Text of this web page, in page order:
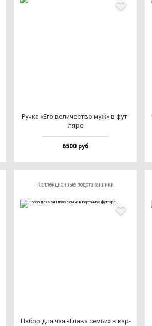
Руч­ка «Его ве­ли­чес­тво муж» в фут­
ля­ре
6500 руб
Коллекционные подстаканники
Набор для чая «Гла­ва семьи» в кар­